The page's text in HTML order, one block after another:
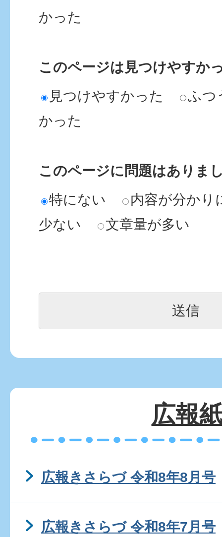
かった
このページは見つけやすか
見つけやすかった
ふつ
かった
このページに問題はありま
特にない
内容が分かり
少ない
文章量が多い
広報
広報きさらづ 令和8年8月号
広報きさらづ 令和8年7月号